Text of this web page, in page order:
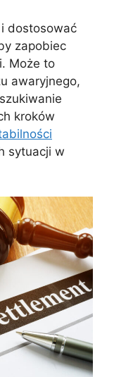
dostosować
zapobiec
Może to
awaryjnego,
kroków
sytuacji w